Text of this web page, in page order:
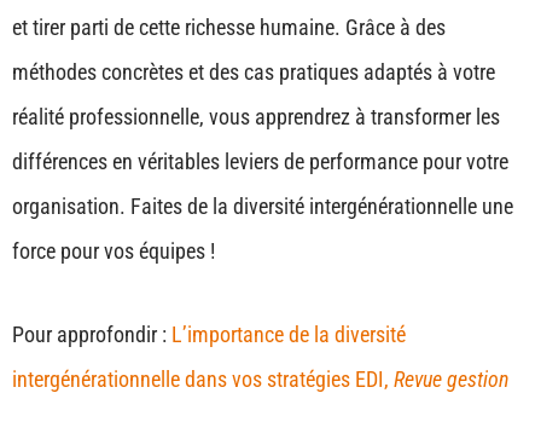
et tirer parti de cette richesse humaine. Grâce à des
méthodes concrètes et des cas pratiques adaptés à votre
réalité professionnelle, vous apprendrez à transformer les
différences en véritables leviers de performance pour votre
organisation. Faites de la diversité intergénérationnelle une
force pour vos équipes !
Pour approfondir : L’importance de la diversité
intergénérationnelle dans vos stratégies EDI, Revue gestion